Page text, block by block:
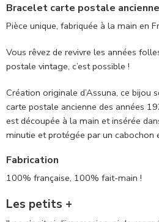
Bracelet carte postale
Pièce unique, fabriquée à la main en
Vous rêvez de revivre les années
postale vintage, c’est possible !
Création originale d’Assuna, ce bijou
carte postale ancienne des années
est découpée à la main et insérée
minutie et protégée par un cabochon
Fabrication
100% française, 100% fait-main !
Les petits +